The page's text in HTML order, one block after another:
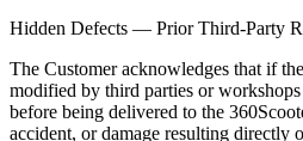
Hidden Defects — Prior Third-Party
The Customer acknowledges that if
modified by third parties or
before being delivered to the
accident, or damage resulting directly